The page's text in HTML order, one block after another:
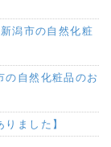
潟市の自然化粧
の自然化粧品のお
ました】